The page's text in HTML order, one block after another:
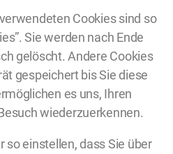
Cookies sind so
Sie werden nach Ende
gelöscht. Andere Cookies
gespeichert bis Sie diese
es uns, Ihren
wiederzuerkennen.
so einstellen, dass Sie über